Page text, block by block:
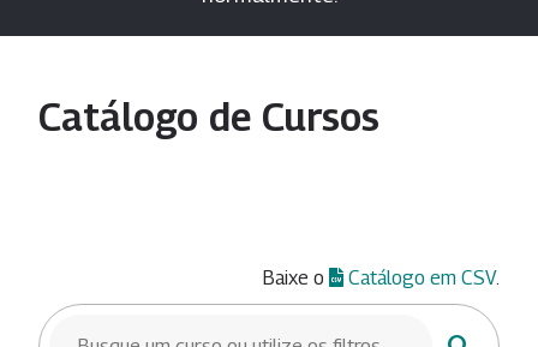
Catálogo de Cursos
Baixe o Catálogo em CSV.
BUSCAR CURSOS
Buscar